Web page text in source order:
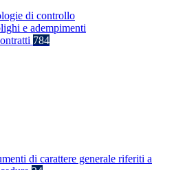
di controllo
e adempimenti
784
di carattere generale riferiti a